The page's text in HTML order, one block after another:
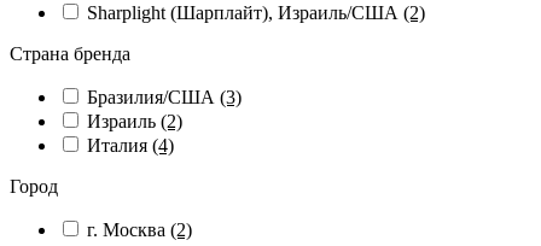
Sharplight (Шарплайт), Израиль/США (2)
Страна бренда
Бразилия/США (3)
Израиль (2)
Италия (4)
Город
г. Москва (2)